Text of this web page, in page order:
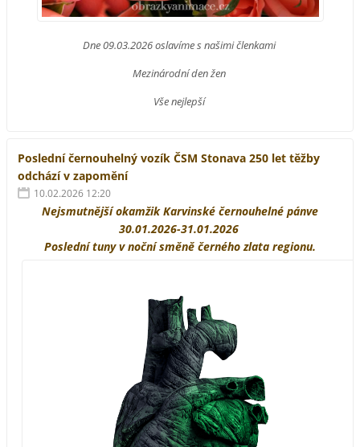
Dne 09.03.2026 oslavíme s našimi členkami
Mezinárodní den žen
Vše nejlepší
Poslední černouhelný vozík ČSM Stonava 250 let těžby
odchází v zapomění
10.02.2026 12:20
Nejsmutnější okamžik Karvinské černouhelné pánve
30.01.2026-31.01.2026
Poslední tuny v noční směně černého zlata regionu.